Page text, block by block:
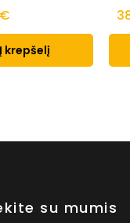
Į krepšelį
su mumis